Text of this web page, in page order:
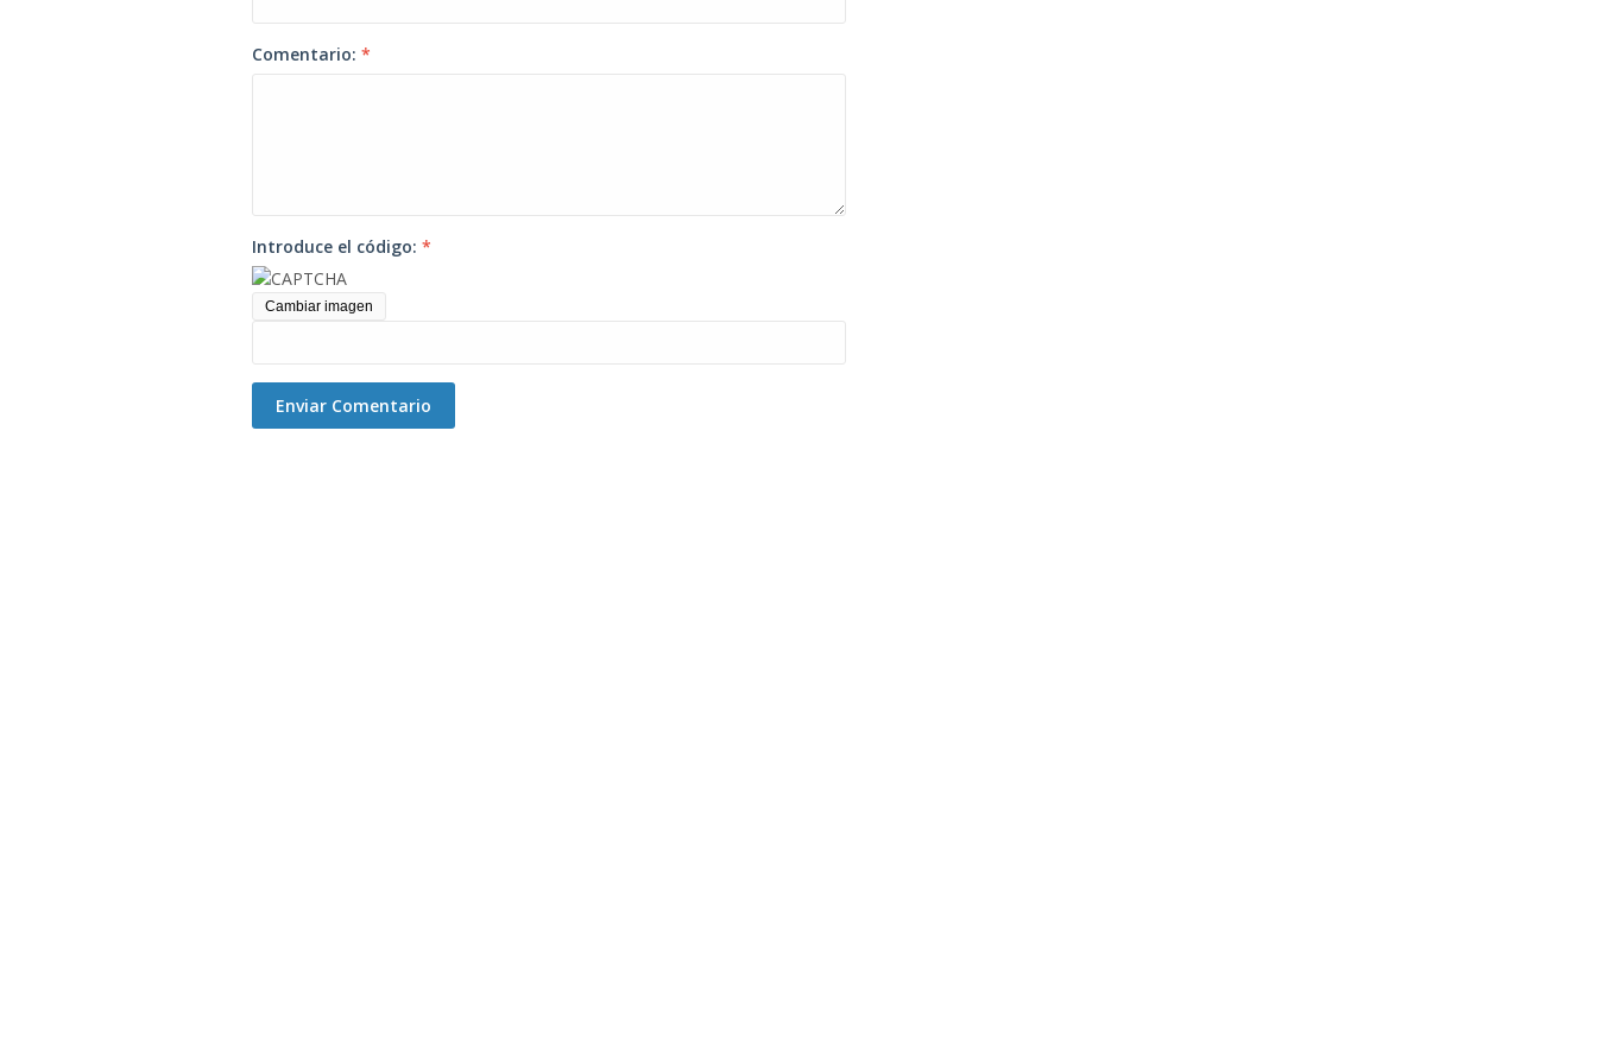
Comentario: *
Introduce el código: *
Cambiar imagen
Enviar Comentario